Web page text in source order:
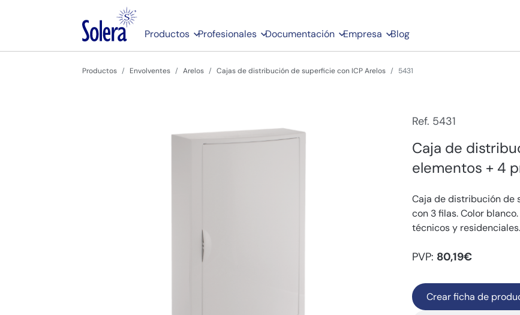
Productos Profesionales Documentación Empresa Blog
Productos Envolventes Arelos Cajas de distribución de superficie con ICP Arelos 5431
Ref. 5431
Caja de
elementos + 4
Caja de distribución de
con 3 filas. Color
técnicos y
PVP: 80,19€
Crear ficha de